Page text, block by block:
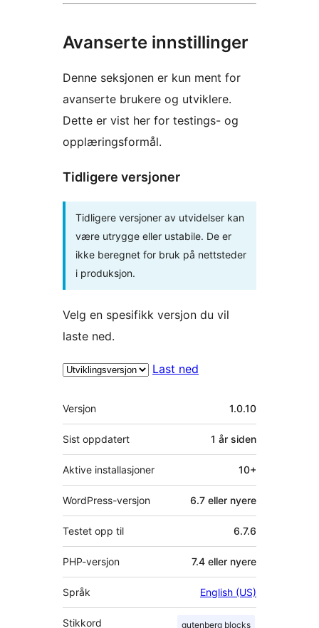
Avanserte innstillinger
Denne seksjonen er kun ment for
avanserte brukere og utviklere.
Dette er vist her for testings- og
opplæringsformål.
Tidligere versjoner
Tidligere versjoner av utvidelser kan
være utrygge eller ustabile. De er
ikke beregnet for bruk på nettsteder
i produksjon.
Velg en spesifikk versjon du vil
laste ned.
Last ned
Meta
Versjon 1.0.10
Sist oppdatert 1 år siden
Aktive installasjoner 10+
WordPress-versjon 6.7 eller nyere
Testet opp til 6.7.6
PHP-versjon 7.4 eller nyere
Språk English (US)
Stikkord gutenberg blocks